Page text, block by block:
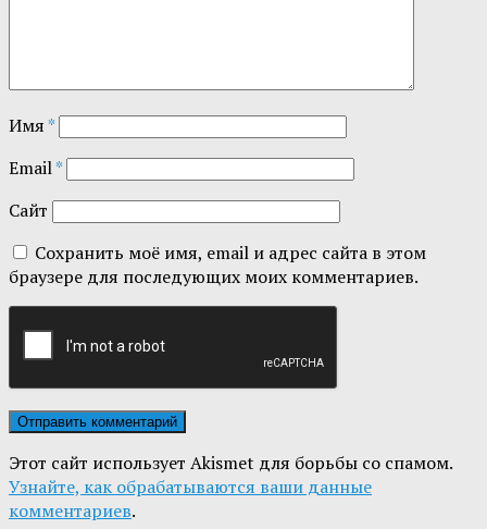
Имя*
Email*
Сайт
Сохранить моё имя, email и адрес сайта в этом
браузере для последующих моих комментариев.
Этот сайт использует Akismet для борьбы со спамом.
Узнайте, как обрабатываются ваши данные
комментариев.